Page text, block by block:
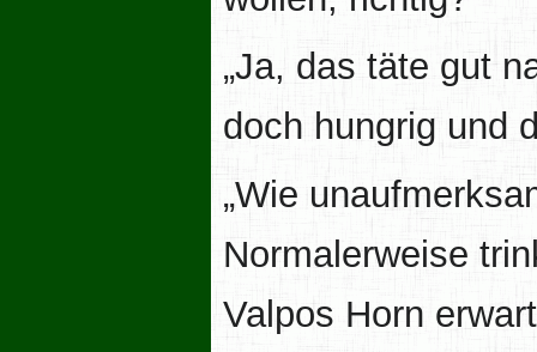
„Ja, das täte gut
doch hungrig und
„Wie
Normalerweise
Valpos Horn